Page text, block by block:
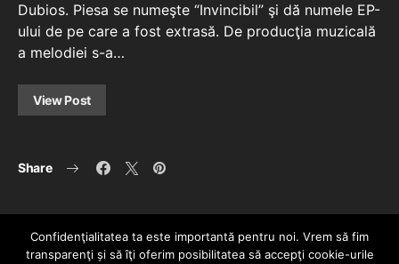
Dubios. Piesa se numeşte “Invincibil” şi dă numele EP-
ului de pe care a fost extrasă. De producţia muzicală
a melodiei s-a…
View Post
Share
Confidenţialitatea ta este importantă pentru noi. Vrem să fim
transparenţi și să îţi oferim posibilitatea să accepţi cookie-urile